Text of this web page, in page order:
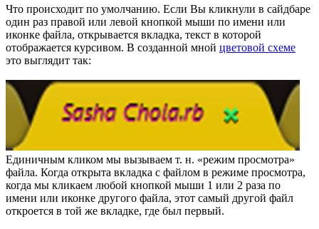
Что происходит по умолчанию. Если Вы кликнули в сайдбаре
один раз правой или левой кнопкой мыши по имени или
иконке файла, открывается вкладка, текст в которой
отображается курсивом. В созданной мной цветовой схеме
это выглядит так:
Единичным кликом мы вызываем т. н. «режим просмотра»
файла. Когда открыта вкладка с файлом в режиме просмотра,
когда мы кликаем любой кнопкой мыши 1 или 2 раза по
имени или иконке другого файла, этот самый другой файл
откроется в той же вкладке, где был первый.